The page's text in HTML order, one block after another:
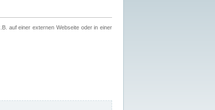
auf einer externen Webseite oder in einer